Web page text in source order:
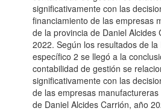
significativamente con las
financiamiento de las empresas
de la provincia de Daniel Alcides
2022. Según los resultados de la
específico 2 se llegó a la
contabilidad de gestión se
significativamente con las
de las empresas
de Daniel Alcides Carrión, año